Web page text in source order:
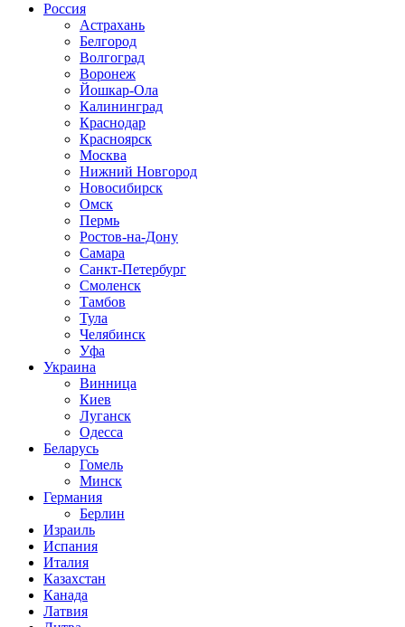
Россия
Астрахань
Белгород
Волгоград
Воронеж
Йошкар-Ола
Калининград
Краснодар
Красноярск
Москва
Нижний Новгород
Новосибирск
Омск
Пермь
Ростов-на-Дону
Самара
Санкт-Петербург
Смоленск
Тамбов
Тула
Челябинск
Уфа
Украина
Винница
Киев
Луганск
Одесса
Беларусь
Гомель
Минск
Германия
Берлин
Израиль
Испания
Италия
Казахстан
Канада
Латвия